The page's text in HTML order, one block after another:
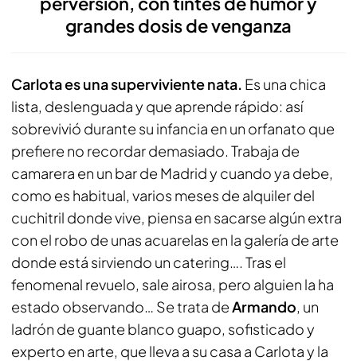
grandes dosis de venganza
Carlota es una superviviente nata. Es una chica
lista, deslenguada y que aprende rápido: así
sobrevivió durante su infancia en un orfanato que
prefiere no recordar demasiado. Trabaja de
camarera en un bar de Madrid y cuando ya debe,
como es habitual, varios meses de alquiler del
cuchitril donde vive, piensa en sacarse algún extra
con el robo de unas acuarelas en la galería de arte
donde está sirviendo un catering…. Tras el
fenomenal revuelo, sale airosa, pero alguien la ha
estado observando… Se trata deArmando, un
ladrón de guante blanco guapo, sofisticado y
experto en arte, que lleva a su casa a Carlota y la